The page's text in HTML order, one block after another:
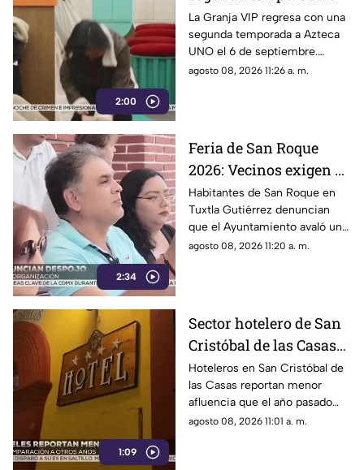
2:00
con contenido
exclusivo y sorpresas
La Granja VIP regresa con una
segunda temporada a Azteca
UNO el 6 de septiembre.
Mallezaa repetirá como host
agosto 08, 2026 11:26 a. m.
2:34
Feria de San Roque
2026: Vecinos exigen al
Ayuntamiento de
Tuxtla respetar
patronato tradicional
Habitantes de San Roque en
Tuxtla Gutiérrez denuncian
que el Ayuntamiento avaló un
comité externo para organizar
agosto 08, 2026 11:20 a. m.
1:09
Sector hotelero de San
Cristóbal de las Casas
reporta caída en
afluencia turística
Hoteleros en San Cristóbal de
las Casas reportan menor
afluencia que el año pasado
debido a factores económicos,
agosto 08, 2026 11:01 a. m.